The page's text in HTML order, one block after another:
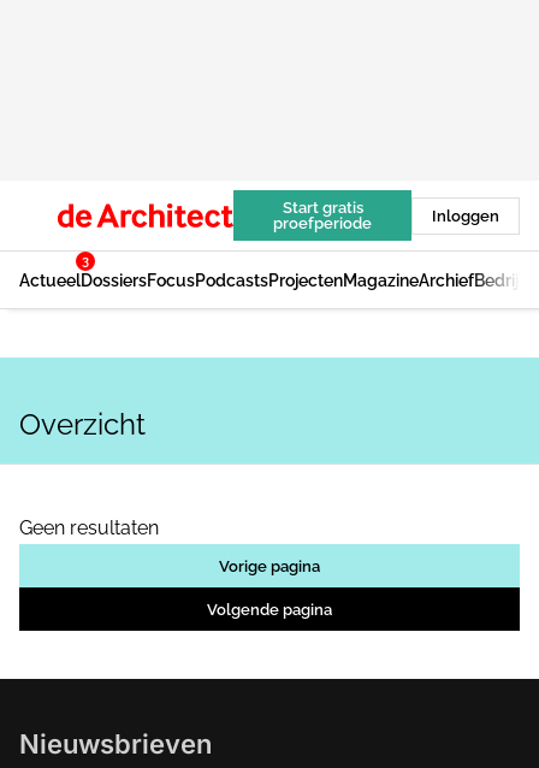
Start gratis
proefperiode
Inloggen
Actueel
3
DossiersFocusPodcastsProjectenMagazineArchief
Overzicht
Geen resultaten
Vorige pagina
Volgende pagina
Nieuwsbrieven